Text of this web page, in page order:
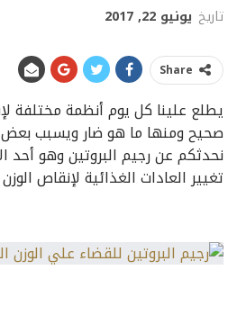
تاريخ يونيو 22, 2017
Share
يطلع علينا كل يوم أنظمة مختلفة
صحيح ومنها ما هو ضار ويسبب بعض
نحدثكم عن رجيم البروتين وهو أحد
تغيير العادات الغذائية لإنقاص